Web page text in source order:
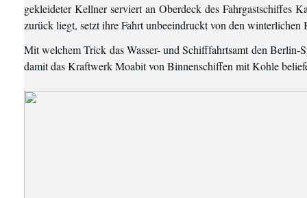
gekleideter Kellner serviert an Oberdeck des Fahrgastschiffes
zurück liegt, setzt ihre Fahrt unbeeindruckt von den winterlichen
Mit welchem Trick das Wasser- und Schifffahrtsamt den Berlin-
damit das Kraftwerk Moabit von Binnenschiffen mit Kohle